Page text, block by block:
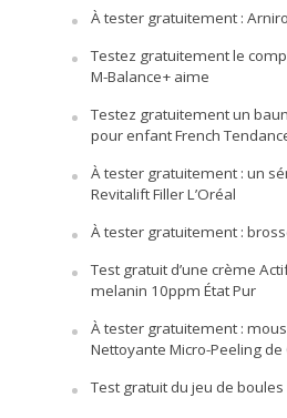
À tester gratuitement :
Testez gratuitement le
M-Balance+ aime
Testez gratuitement un
pour enfant French
À tester gratuitement : un
Revitalift Filler L’Oréal
À tester gratuitement :
Test gratuit d’une crème
melanin 10ppm État Pur
À tester gratuitement :
Nettoyante Micro-Peeling de
Test gratuit du jeu de